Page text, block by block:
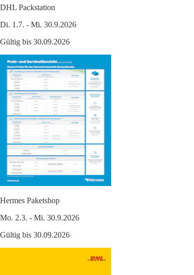
DHL Packstation
Di. 1.7. - Mi. 30.9.2026
Gültig bis 30.09.2026
Hermes Paketshop
Mo. 2.3. - Mi. 30.9.2026
Gültig bis 30.09.2026